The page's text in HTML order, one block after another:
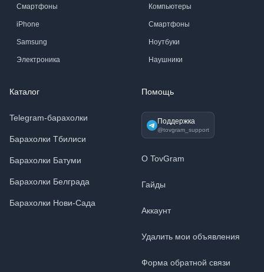
Смартфоны
iPhone
Samsung
Электроника
Компьютеры
Смартфоны
Ноутбуки
Наушники
Каталог
Telegram-барахолки
Барахолки Тбилиси
Барахолки Батуми
Барахолки Белграда
Барахолки Нови-Сада
Помощь
Поддержка
@tovgram_support
О TovGram
Гайды
Аккаунт
Удалить мои объявления
Форма обратной связи